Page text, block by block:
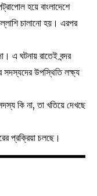
হয়ে বাংলাদেশে
চালানো হয়। এরপর
এ ঘটনায় রাতেই বন্দর
সদস্যদের উপস্থিতি লক্ষ্য
কি না, তা খতিয়ে দেখছে
প্রক্রিয়া চলছে।